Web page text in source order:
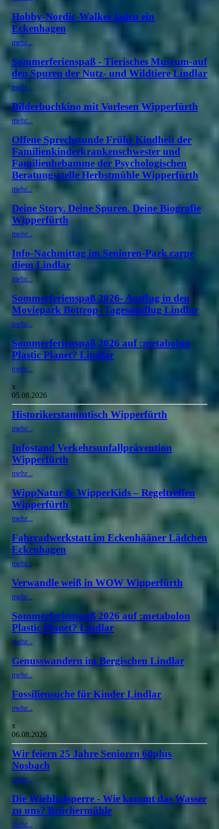
Hobby-Nordic-Walker laden ein
Eckenhagen
mehr...
Sommerferienspaß - Tierisches Museum-auf
den Spuren der Nutz- und Wildtiere Lindlar
mehr...
Bilderbuchkino mit Vorlesen Wipperfürth
mehr...
Offene Sprechstunde Frühe Kindheit der
Familienkinderkrankenschwester und
Familienhebamme der Psychologischen
Beratungsstelle Herbstmühle Wipperfürth
mehr...
Deine Story. Deine Spuren. Deine Biografie
Wipperfürth
mehr...
Info-Nachmittag im Senioren-Park carpe
diem Lindlar
mehr...
Sommerferienspaß 2026- Ausflug in den
Moviepark Bottrop- Tagesausflug Lindlar
mehr...
Sommerferienspaß 2026 auf :metabolon
Plastic Planet? Lindlar
mehr...
x
05.08.2026
Historikerstammtisch Wipperfürth
mehr...
Infostand Verkehrsunfallprävention
Wipperfürth
mehr...
WippNatur & WipperKids – Regeltreffen
Wipperfürth
mehr...
Fahrradwerkstatt im Eckenhääner Lädchen
Eckenhagen
mehr...
Verwandle weiß in WOW Wipperfürth
mehr...
Sommerferienspaß 2026 auf :metabolon
Plastic Planet? Lindlar
mehr...
Genusswandern im Bergischen Lindlar
mehr...
Fossiliensuche für Kinder Lindlar
mehr...
x
06.08.2026
Wir feiern 25 Jahre Senioren 60plus
Nosbach
mehr...
Die Wiehltalsperre - Wie kommt das Wasser
zu uns? Brüchermühle
mehr...